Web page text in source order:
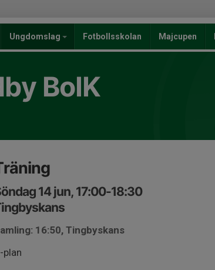
Ungdomslag Fotbollsskolan Majcupen
BoIK
14 jun, 17:00-18:30
16:50, Tingbyskans
plan